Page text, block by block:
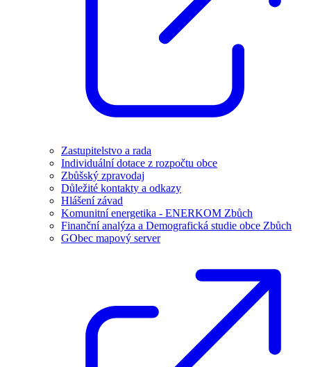
Zastupitelstvo a rada
Individuální dotace z rozpočtu obce
Zbůšský zpravodaj
Důležité kontakty a odkazy
Hlášení závad
Komunitní energetika - ENERKOM Zbůch
Finanční analýza a Demografická studie obce Zbůch
GObec mapový server